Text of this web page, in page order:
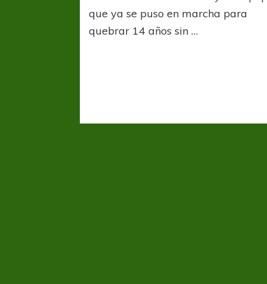
que ya se puso en marcha para
quebrar 14 años sin …